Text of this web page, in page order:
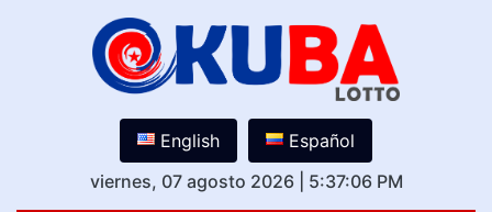
English
Español
viernes, 07 agosto 2026
5:37:06 PM